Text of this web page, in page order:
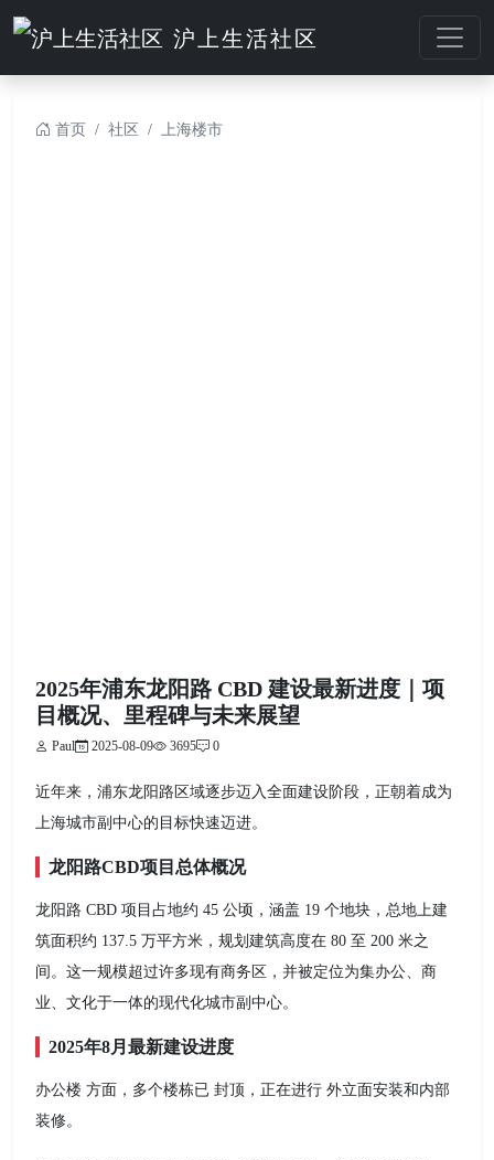
沪上生活社区
首页 社区 上海楼市
2025年浦东龙阳路 CBD 建设最新进度｜项
目概况、里程碑与未来展望
Paul 2025-08-09 3695 0
近年来，浦东龙阳路区域逐步迈入全面建设阶段，正朝着成为
上海城市副中心的目标快速迈进。
龙阳路CBD项目总体概况
龙阳路 CBD 项目占地约 45 公顷，涵盖 19 个地块，总地上建
筑面积约 137.5 万平方米，规划建筑高度在 80 至 200 米之
间。这一规模超过许多现有商务区，并被定位为集办公、商
业、文化于一体的现代化城市副中心。
2025年8月最新建设进度
办公楼 方面，多个楼栋已 封顶，正在进行 外立面安装和内部
装修。